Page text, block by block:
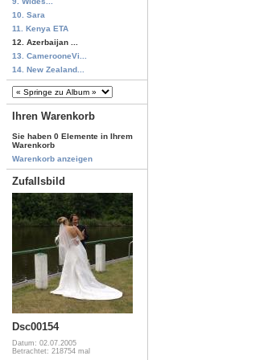
10. Sara
11. Kenya ETA
12. Azerbaijan ...
13. CamerooneVi...
14. New Zealand...
Ihren Warenkorb
Sie haben 0 Elemente in Ihrem
Warenkorb
Warenkorb anzeigen
Zufallsbild
Dsc00154
Datum: 02.07.2005
Betrachtet: 218754 mal